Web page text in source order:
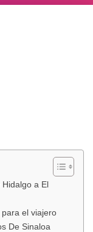
a El
el viajero
De Sinaloa